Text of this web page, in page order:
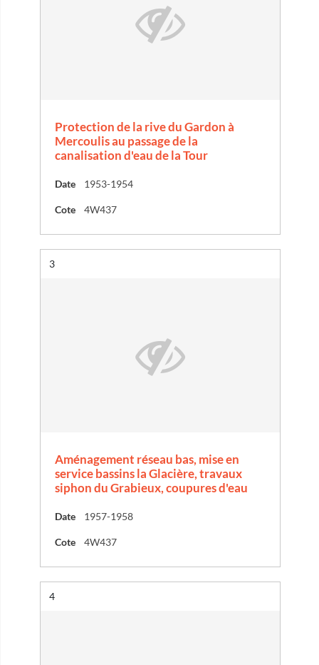
Protection de la rive du Gardon à
Mercoulis au passage de la
canalisation d'eau de la Tour
Date 1953-1954
Cote 4W437
Résultat n°
3
Aménagement réseau bas, mise en
service bassins la Glacière, travaux
siphon du Grabieux, coupures d'eau
Date 1957-1958
Cote 4W437
Résultat n°
4